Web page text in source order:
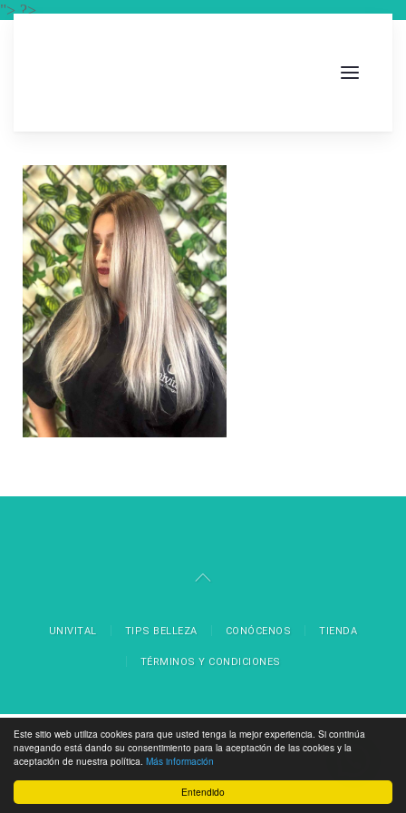
Entendido
Este sitio web utiliza cookies para que usted tenga la mejor experiencia. Si continúa
navegando está dando su consentimiento para la aceptación de las cookies y la
aceptación de nuestra política. Más información
"> ?>
UNIVITAL TIPS BELLEZA CONÓCENOS TIENDA
TÉRMINOS Y CONDICIONES